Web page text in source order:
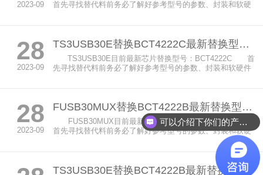
2023-09
首先寻找替代料前务必了解好参考型号的参数、封装和软硬
28
2023-09
TS3USB30E替换BCT4222C最新替换型号方案及选型参考
TS3USB30E目前最新芯片替换型号：BCT4222C 首
先寻找替代料前务必了解好参考型号的参数、封装和软硬件
28
2023-09
FUSB30MUX替换BCT4222B最新替换型号方案及选型参考
FUSB30MUX目前最新芯片替换型号：BCT4222B
首先寻找替代料前务必了解好参考型号的参数、封装和软硬
TS3USB30E替换BCT4222B最新替换型号方案及选型参考
可以介绍下你们的产品么